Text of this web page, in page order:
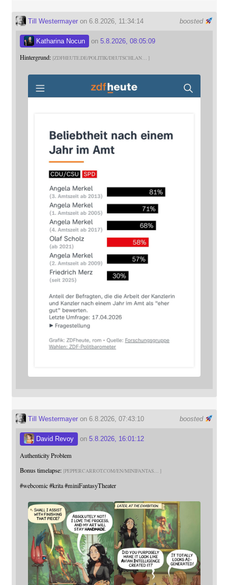
boosted
Till Westermayeron 6.8.2026, 11:34:14
Katharina Nocun on 5.8.2026, 08:05:09
Hintergrund: ZDFHEUTE.DE/POLITIK/DEUTSCHLAN
boosted
Till Westermayeron 6.8.2026, 07:43:10
David Revoy on 5.8.2026, 16:01:12
Authenticity Problem
Bonus timelapse: PEPPERCARROT.COM/EN/MINIFANTAS
#webcomic #krita #miniFantasyTheater